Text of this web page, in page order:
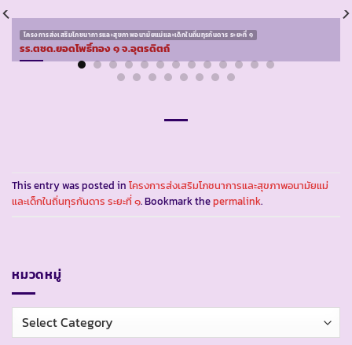
โครงการส่งเสริมโภชนาการและสุขภาพอนามัยแม่และเด็กในถิ่นทุรกันดาร ระยะที่ ๑
รร.ตชด.ยอดโพธิ์ทอง ๑ จ.อุตรดิตถ์
This entry was posted in โครงการส่งเสริมโภชนาการและสุขภาพอนามัยแม่
และเด็กในถิ่นทุรกันดาร ระยะที่ ๑. Bookmark thepermalink.
หมวดหมู่
หมวด
หมู่